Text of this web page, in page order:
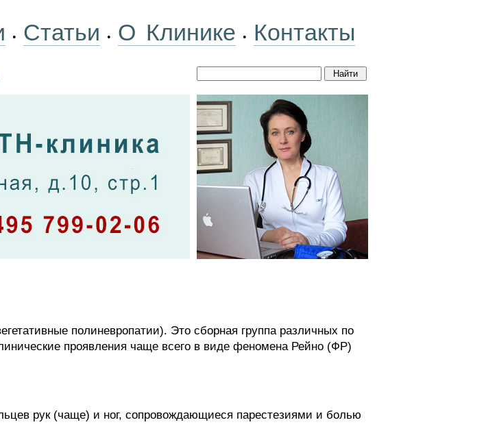
• Статьи • О Клинике • Контакты
полиневропатии). Это сборная группа различных по
проявления чаще всего в виде феномена Рейно (ФР)
рук (чаще) и ног, сопровождающиеся парестезиями и болью